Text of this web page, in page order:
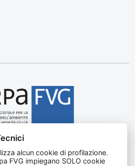
la protezione dell’ambiente del
Venezia Giulia
alcun cookie di profilazione.
FVG impiegano SOLO cookie